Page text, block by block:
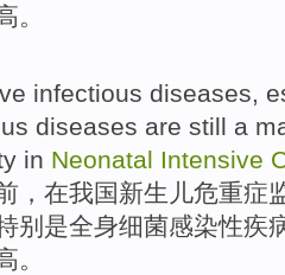
。
infectious diseases,
diseases are still a
in Neonatal Intensive
， 在我国新生儿危重症
别是全身细菌感染性疾
。